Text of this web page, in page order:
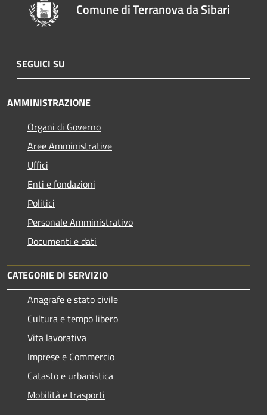
Comune di Terranova da Sibari
SEGUICI SU
AMMINISTRAZIONE
Organi di Governo
Aree Amministrative
Uffici
Enti e fondazioni
Politici
Personale Amministrativo
Documenti e dati
CATEGORIE DI SERVIZIO
Anagrafe e stato civile
Cultura e tempo libero
Vita lavorativa
Imprese e Commercio
Catasto e urbanistica
Mobilità e trasporti